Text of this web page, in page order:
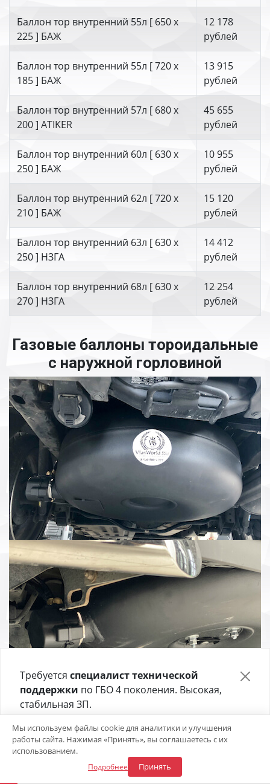
Баллон тор внутренний 55л [ 650 х
225 ] БАЖ
12 178
рублей
Баллон тор внутренний 55л [ 720 х
185 ] БАЖ
13 915
рублей
Баллон тор внутренний 57л [ 680 х
200 ] ATIKER
45 655
рублей
Баллон тор внутренний 60л [ 630 х
250 ] БАЖ
10 955
рублей
Баллон тор внутренний 62л [ 720 х
210 ] БАЖ
15 120
рублей
Баллон тор внутренний 63л [ 630 х
250 ] НЗГА
14 412
рублей
Баллон тор внутренний 68л [ 630 х
270 ] НЗГА
12 254
рублей
Газовые баллоны тороидальные
с наружной горловиной
Требуется специалист технической
поддержки по ГБО 4 поколения. Высокая,
стабильная ЗП.
Отправьте своё резюме в форме ниже 👇
Откликнуться на вакансию